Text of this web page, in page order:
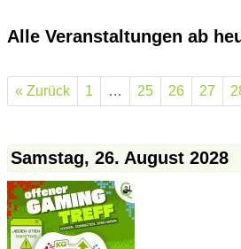
Alle Veranstaltungen ab
« Zurück 1 … 25 26 27
Samstag, 26. August 2028